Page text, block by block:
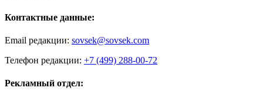
Контактные данные:
Email редакции: sovsek@sovsek.com
Телефон редакции: +7 (499) 288-00-72
Рекламный отдел: